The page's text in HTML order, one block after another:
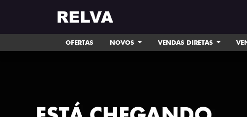
OFERTAS NOVOS VENDAS DIRETAS